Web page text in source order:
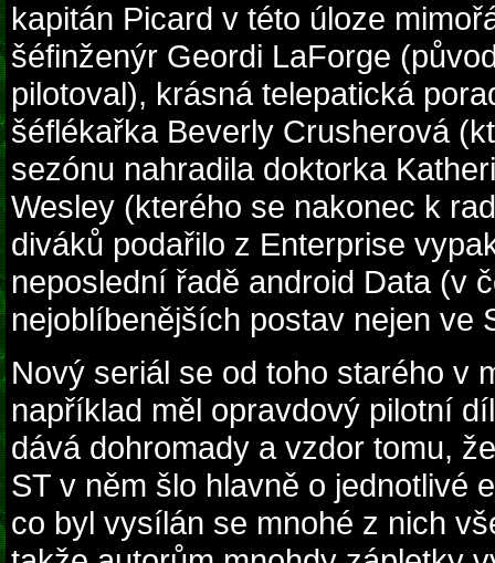
kapitán Picard v této úloze
šéfinženýr Geordi LaForge
pilotoval), krásná telepatická
šéflékařka Beverly Crusherová
sezónu nahradila doktorka
Wesley (kterého se nakonec k
diváků podařilo z Enterprise
neposlední řadě android Data (v
nejoblíbenějších postav nejen ve
Nový seriál se od toho starého v
například měl opravdový pilotní
dává dohromady a vzdor tomu,
ST v něm šlo hlavně o jednotlivé
co byl vysílán se mnohé z nich